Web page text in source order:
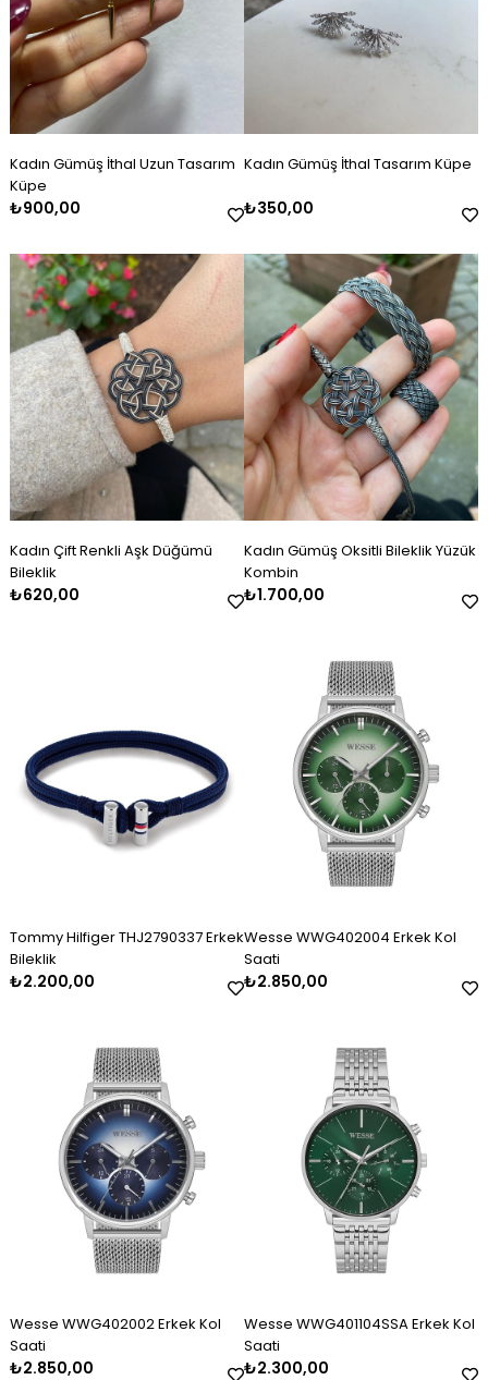
Kadın Gümüş İthal Uzun Tasarım
Küpe
₺900,00
Kadın Gümüş İthal Tasarım Küpe
₺350,00
Kadın Çift Renkli Aşk Düğümü
Bileklik
₺620,00
Kadın Gümüş Oksitli Bileklik Yüzük
Kombin
₺1.700,00
Tommy Hilfiger THJ2790337 Erkek
Bileklik
₺2.200,00
Wesse WWG402004 Erkek Kol
Saati
₺2.850,00
Wesse WWG402002 Erkek Kol
Saati
₺2.850,00
Wesse WWG401104SSA Erkek Kol
Saati
₺2.300,00